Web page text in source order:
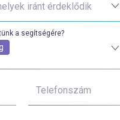
iránt érdeklődik
a segítségére?
Telefonszám